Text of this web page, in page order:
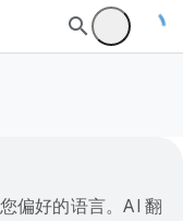
偏好的语言。AI 翻